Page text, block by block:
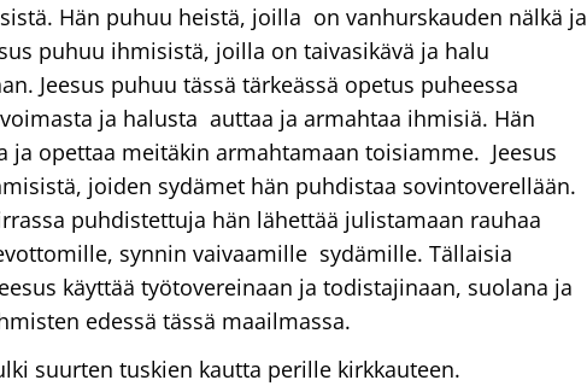
Hän puhuu heistä, joilla on vanhurskauden nälkä ja
puhuu ihmisistä, joilla on taivasikävä ja halu
Jeesus puhuu tässä tärkeässä opetus puheessa
ja halusta auttaa ja armahtaa ihmisiä. Hän
ja opettaa meitäkin armahtamaan toisiamme. Jeesus
joiden sydämet hän puhdistaa sovintoverellään.
puhdistettuja hän lähettää julistamaan rauhaa
synnin vaivaamille sydämille. Tällaisia
käyttää työtovereinaan ja todistajinaan, suolana ja
edessä tässä maailmassa.
suurten tuskien kautta perille kirkkauteen.